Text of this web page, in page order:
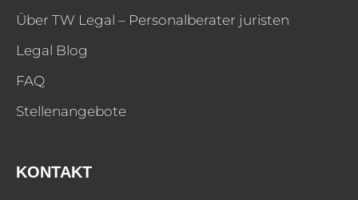
Über TW Legal – Personalberater juristen
Legal Blog
FAQ
Stellenangebote
KONTAKT